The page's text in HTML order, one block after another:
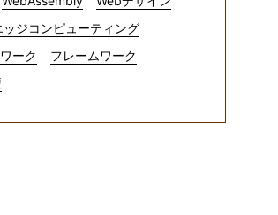
ッジコンピューティング
ーク
フレームワーク